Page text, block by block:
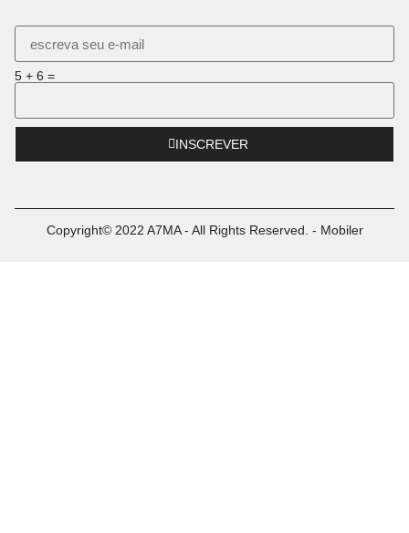
5 + 6 =
INSCREVER
Copyright© 2022 A7MA - All Rights Reserved. - Mobiler